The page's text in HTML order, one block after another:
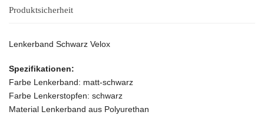
Produktsicherheit
Lenkerband Schwarz Velox
Spezifikationen:
Farbe Lenkerband: matt-schwarz
Farbe Lenkerstopfen: schwarz
Material Lenkerband aus Polyurethan